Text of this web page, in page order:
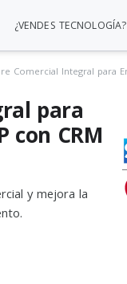
¿VENDES TECNOLOGÍA?
para
con CRM
y mejora la